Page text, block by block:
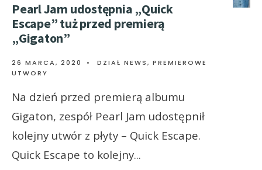
Pearl Jam udostępnia „Quick
Escape” tuż przed premierą
„Gigaton”
26 MARCA, 2020 • DZIAŁ NEWS, PREMIEROWE
UTWORY
Na dzień przed premierą albumu
Gigaton, zespół Pearl Jam udostępnił
kolejny utwór z płyty – Quick Escape.
Quick Escape to kolejny...